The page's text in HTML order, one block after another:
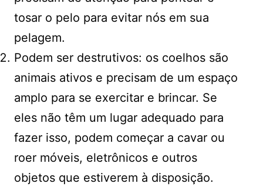
tosar o pelo para evitar nós em sua
pelagem.
Podem ser destrutivos: os coelhos são
animais ativos e precisam de um espaço
amplo para se exercitar e brincar. Se
eles não têm um lugar adequado para
fazer isso, podem começar a cavar ou
roer móveis, eletrônicos e outros
objetos que estiverem à disposição.